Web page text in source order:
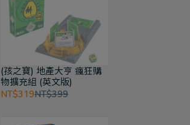
(孩之寶) 地產大亨 瘋狂購
物擴充組 (英文版)
NT$319NT$399